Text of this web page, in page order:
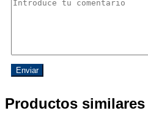
Enviar
Productos similares